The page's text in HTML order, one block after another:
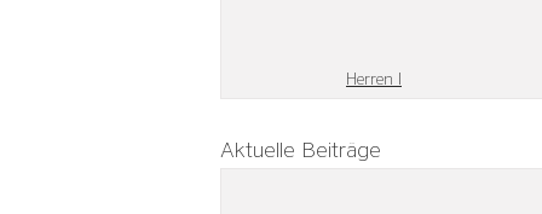
Herren I
Aktuelle Beiträge